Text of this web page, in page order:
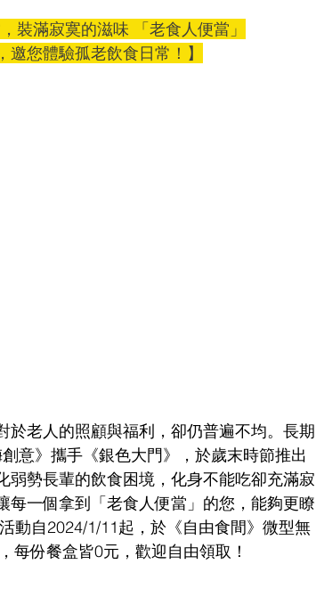
裝滿寂寞的滋味 「老食人便當」
邀您體驗孤老飲食日常！】
於老人的照顧與福利，卻仍普遍不均。長期
意》攜手《銀色大門》，於歲末時節推出
弱勢長輩的飲食困境，化身不能吃卻充滿寂
每一個拿到「老食人便當」的您，能夠更瞭
動自2024/1/11起，於《自由食間》微型無
每份餐盒皆0元，歡迎自由領取！